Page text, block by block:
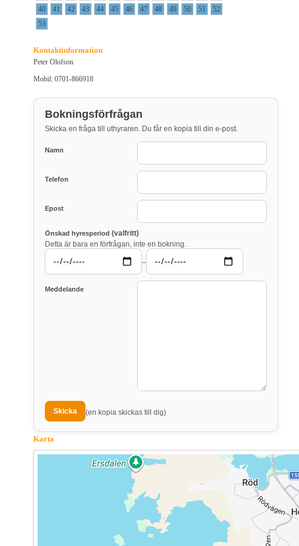
40
41 42 43 44 45 46 47 48 49 50 51
52
53
Kontaktinformation
Peter Olofson
Mobil: 0701-866918
Bokningsförfrågan
Skicka en fråga till uthyraren. Du får en kopia till din e-post.
Namn
Telefon
Epost
Önskad hyresperiod (valfritt)
Detta är bara en förfrågan, inte en bokning.
–
Meddelande
(en kopia skickas till dig)
Karta